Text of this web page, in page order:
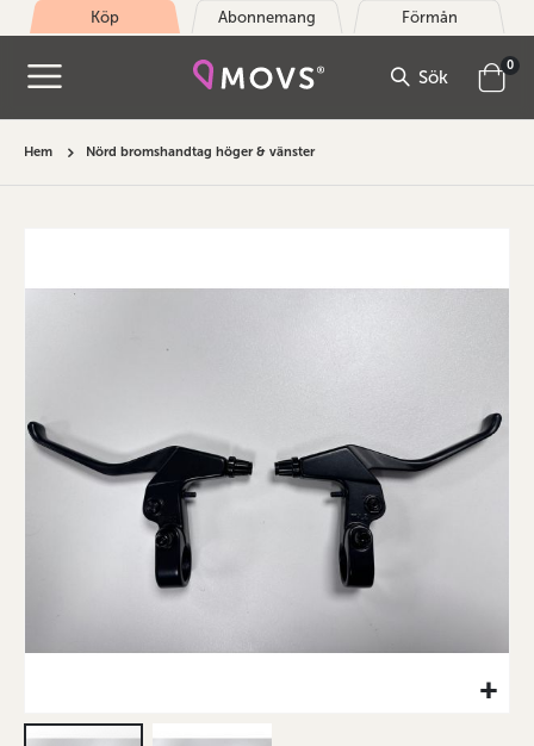
Köp Abonnemang Förmån
Sök Cart
0
Hem Nörd bromshandtag höger & vänster
slutet